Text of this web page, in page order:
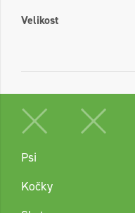
Velikost
Psi
Kočky